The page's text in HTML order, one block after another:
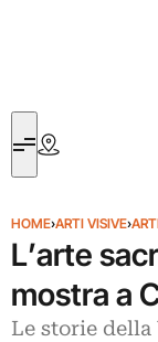
HOME›ARTI VISIVE›
L’arte
mostra a
Le storie della